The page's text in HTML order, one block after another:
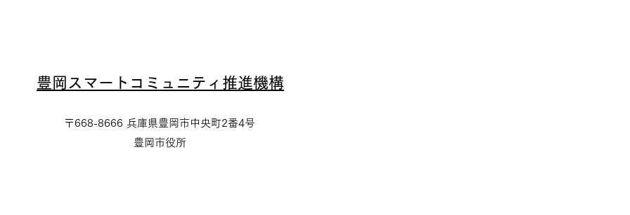
​豊岡スマートコミュニティ推進機構
〒668-8666 兵庫県豊岡市中央町2番4号
豊岡市役所